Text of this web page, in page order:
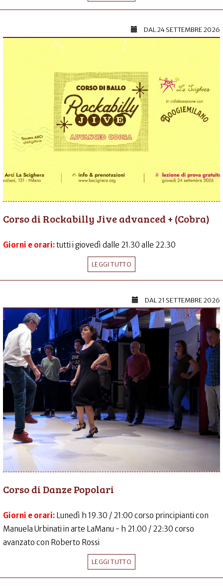
DAL24 SETTEMBRE 2026
Corso di Rockabilly Jive advanced + (Cobra)
Giorni e orari:tutti i giovedì dalle 21.30 alle 22.30
LEGGI TUTTO
DAL21 SETTEMBRE 2026
Corso di Danze Popolari
Giorni e orari: Lunedì h 19.30 / 21:00 corso principianti con
Manuela Urbinati in arte LaManu - h 21.00 / 22:30 corso
avanzato con Roberto Rossi
LEGGI TUTTO